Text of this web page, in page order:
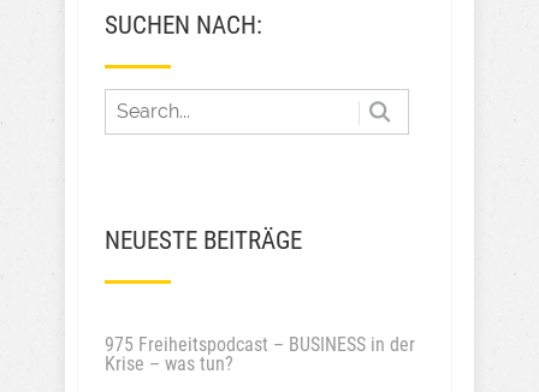
SUCHEN NACH:
NEUESTE BEITRÄGE
975 Freiheitspodcast – BUSINESS in der
Krise – was tun?